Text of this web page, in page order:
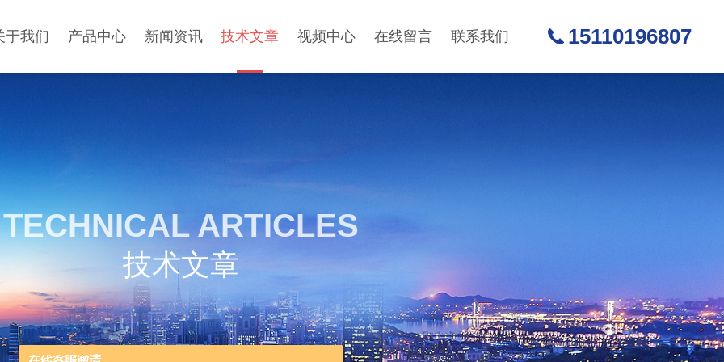
于我们 产品中心 新闻资讯 技术文章 视频中心 在线留言 联系我们 15110196807
TECHNICAL ARTICLES
技术文章